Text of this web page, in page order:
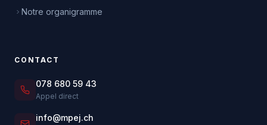
Notre organigramme
CONTACT
078 680 59 43
Appel direct
info@mpej.ch